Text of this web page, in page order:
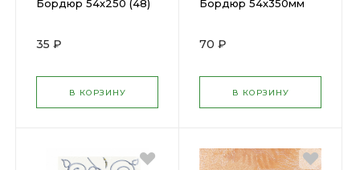
Бордюр 54х250 (48)
35 ₽
В КОРЗИНУ
Бордюр 54х350мм
70 ₽
В КОРЗИНУ